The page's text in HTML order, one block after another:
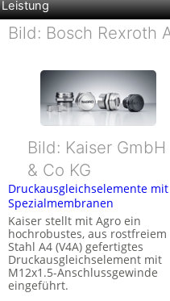
Leistung
Bild: Bosch Rexroth
Bild: Kaiser GmbH
& Co KG
Druckausgleichselemente mit
Spezialmembranen
Kaiser stellt mit Agro ein
hochrobustes, aus rostfreiem
Stahl A4 (V4A) gefertigtes
Druckausgleichselement mit
M12x1.5-Anschlussgewinde
eingeführt.